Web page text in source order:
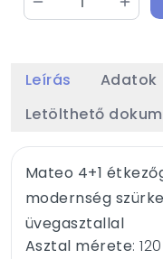
Leírás
Adatok
Letölthető
Mateo 4+1
modernség
üvegasztallal
Asztal mérete: